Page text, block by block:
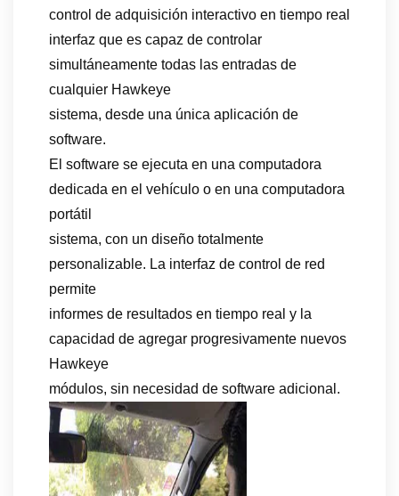
control de adquisición interactivo en tiempo real
interfaz que es capaz de controlar
simultáneamente todas las entradas de
cualquier Hawkeye
sistema, desde una única aplicación de
software.
El software se ejecuta en una computadora
dedicada en el vehículo o en una computadora
portátil
sistema, con un diseño totalmente
personalizable. La interfaz de control de red
permite
informes de resultados en tiempo real y la
capacidad de agregar progresivamente nuevos
Hawkeye
módulos, sin necesidad de software adicional.